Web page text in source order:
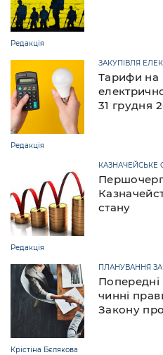
Редакція
Тарифи на
31 грудня
ЗАКУПІВЛЯ
Редакція
стану
КАЗНАЧЕЙСЬКЕ
Редакція
Попередні
чинні
Закону про
ПЛАНУВАННЯ
Крістіна Бєлякова